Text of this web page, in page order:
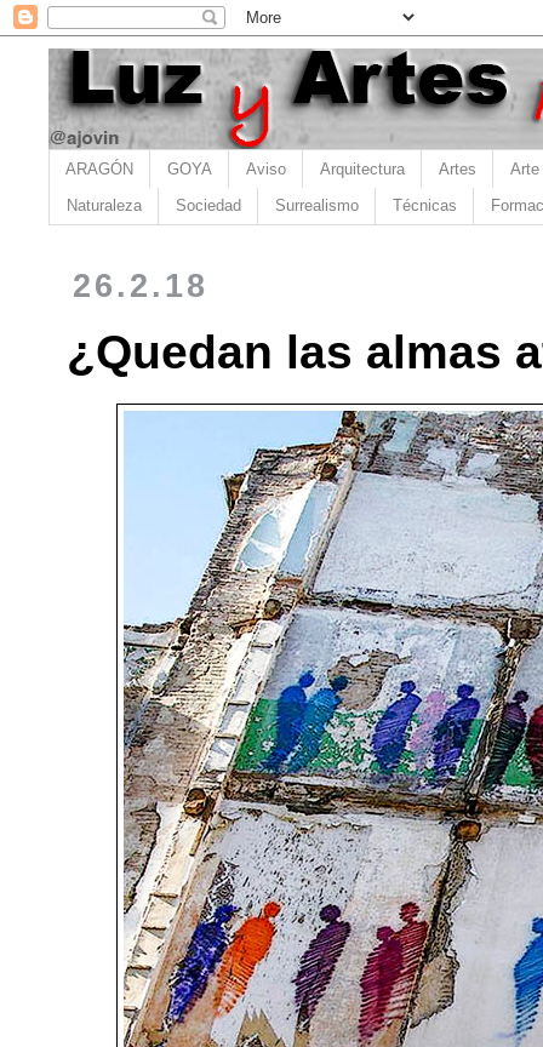
ARAGÓN GOYA Aviso Arquitectura Artes Arte
Naturaleza Sociedad Surrealismo Técnicas
26.2.18
¿Quedan las almas